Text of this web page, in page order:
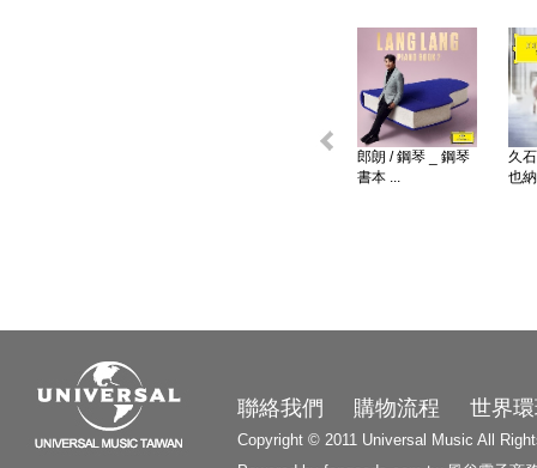
郎朗 / 鋼琴 _ 鋼琴
書本 ...
久
也
聯絡我們 購物流程 世界
Copyright © 2011 Universal Music All